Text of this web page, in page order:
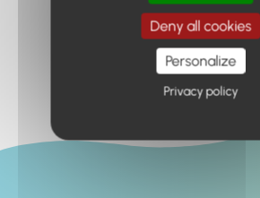
Retour à l'accueil
Deny all cookies
Personalize
Privacy policy